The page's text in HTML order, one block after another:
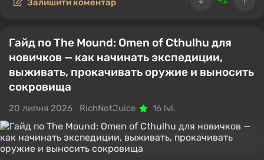
Залишити коментар
Гайд по The Mound: Omen of Cthulhu для
новичков — как начинать экспедиции,
выживать, прокачивать оружие и выносить
сокровища
20 липня 2026 RichNotJuice 16 lvl.